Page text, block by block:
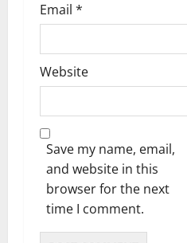
Email *
Website
Save my name, email,
and website in this
browser for the next
time I comment.